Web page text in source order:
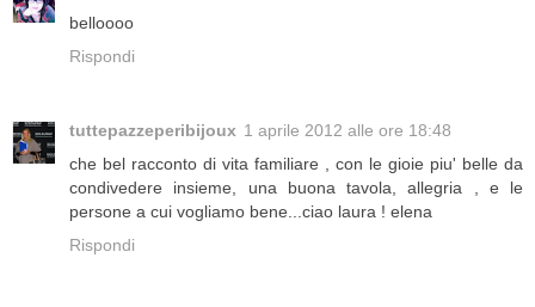
belloooo
Rispondi
tuttepazzeperibijoux 1 aprile 2012 alle ore 18:48
che bel racconto di vita familiare , con le gioie piu' belle da
condivedere insieme, una buona tavola, allegria , e le
persone a cui vogliamo bene...ciao laura ! elena
Rispondi